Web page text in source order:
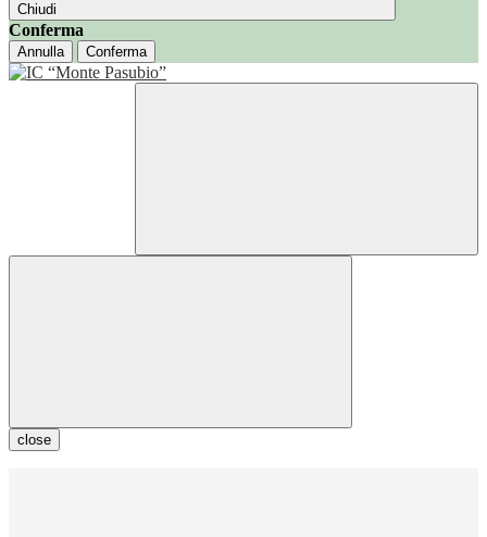
Chiudi
Conferma
Annulla Conferma
close